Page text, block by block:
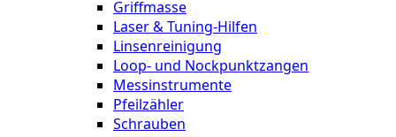
Griffmasse
Laser & Tuning-Hilfen
Linsenreinigung
Loop- und Nockpunktzangen
Messinstrumente
Pfeilzähler
Schrauben